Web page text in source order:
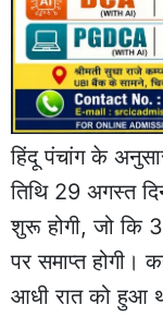
हिंदू पंचांग के
तिथि 29 अगस्त
शुरू होगी, जो कि
पर समाप्त होगी।
आधी रात को हुआ